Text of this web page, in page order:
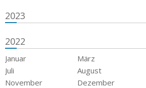
2023
2022
Januar März
Juli
August
November
Dezember